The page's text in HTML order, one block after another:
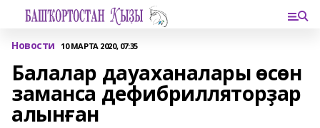
Новости 10 МАРТА 2020, 07:35
Балалар дауаханалары өсөн
заманса дефибрилляторҙар
алынған